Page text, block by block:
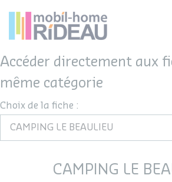
Accéder directement aux
même catégorie
Choix de la fiche :
CAMPING LE